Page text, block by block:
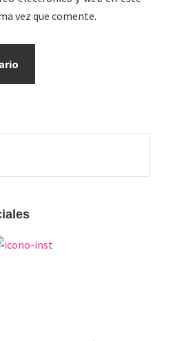
vez que comente.